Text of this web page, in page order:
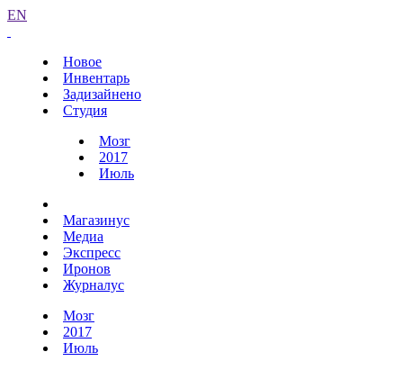
EN
Новое
Инвентарь
Задизайнено
Студия
Мозг
2017
Июль
Магазинус
Медиа
Экспресс
Иронов
Журналус
Мозг
2017
Июль